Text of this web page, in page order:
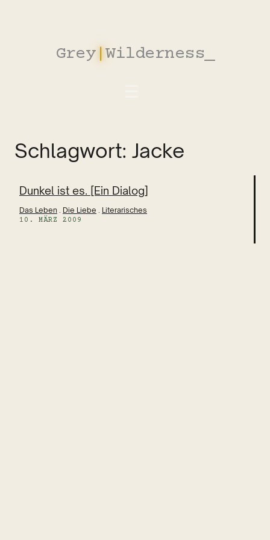
Grey|Wilderness
Schlagwort: Jacke
Dunkel ist es. [Ein Dialog]
Das Leben . Die Liebe . Literarisches
10. MÄRZ 2009